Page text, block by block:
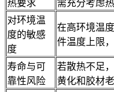
热要求
需充分考虑热
对环境温
度的敏感
度
在高环境温
件温度上限
寿命与可
靠性风险
若散热不足
黄化和胶材